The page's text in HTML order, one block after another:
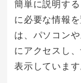
簡単に説明す
に必要な情報
は、パソコン
にアクセスし
表示しています